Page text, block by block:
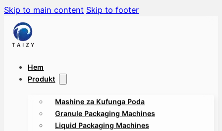
Skip to main content Skip to footer
Hem
Produkt
Mashine za Kufunga Poda
Granule Packaging Machines
Liquid Packaging Machines